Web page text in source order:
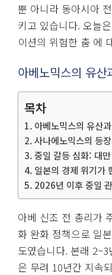
뿐 아니라 동아시아
키고 있습니다. 오늘
이션의 위험한 춤 에
아베노믹스의 유
목차
아베노믹스의 유산
사나에노믹스의 등
중일 갈등 심화: 대
일본의 경제 위기가
2026년 이후 중일
아베 신조 전 총리가
화 완화 정책으로 일
도였습니다. 본래
은 무려 10년간 지속